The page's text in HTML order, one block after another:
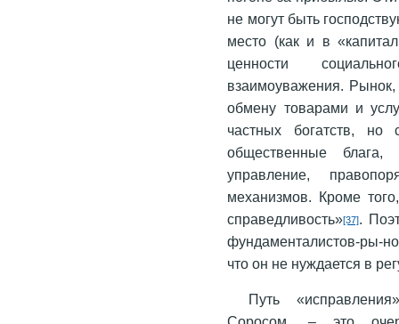
не могут быть
место (как и в
ценности
взаимоуважения. Рынок,
обмену товарами и
частных богатств,
общественные блага,
управление,
механизмов. Кроме
справедливость»[37].
фундаменталистов-ры-
что он не нуждается в
Путь